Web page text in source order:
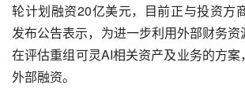
轮计划融资20亿美元，目前正与投资方
发布公告表示，为进一步利用外部财务
在评估重组可灵AI相关资产及业务的方案
外部融资。